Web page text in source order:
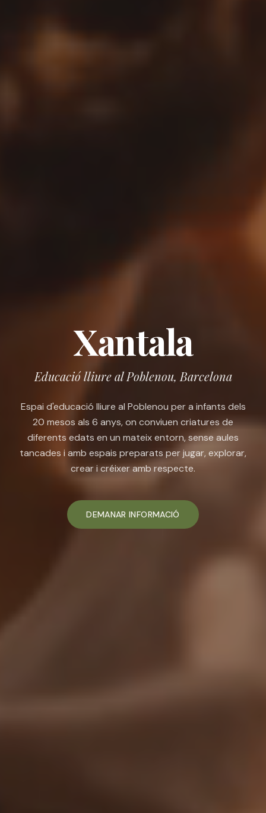
Xantala
Educació lliure al Poblenou, Barcelona
Espai d'educació lliure al Poblenou per a infants dels
20 mesos als 6 anys, on conviuen criatures de
diferents edats en un mateix entorn, sense aules
tancades i amb espais preparats per jugar, explorar,
crear i créixer amb respecte.
DEMANAR INFORMACIÓ